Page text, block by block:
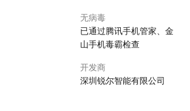
无病毒
已通过腾讯手机管家、金
山手机毒霸检查
开发商
深圳锐尔智能有限公司